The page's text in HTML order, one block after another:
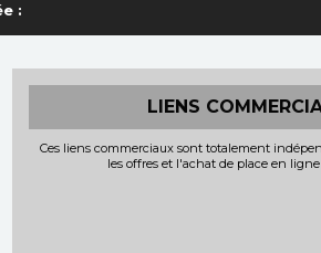
:
LIENS
Ces liens commerciaux sont totalement
les offres et l'achat de place en